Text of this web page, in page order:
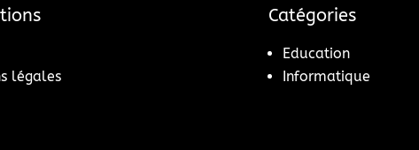
légales
Catégories
Education
Informatique